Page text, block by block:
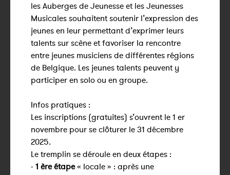
les Auberges de Jeunesse et les Jeunesses
Musicales souhaitent soutenir l’expression des
jeunes en leur permettant d’exprimer leurs
talents sur scène et favoriser la rencontre
entre jeunes musiciens de différentes régions
de Belgique. Les jeunes talents peuvent y
participer en solo ou en groupe.
Infos pratiques :
Les inscriptions (gratuites) s’ouvrent le 1 er
novembre pour se clôturer le 31 décembre
2025.
Le tremplin se déroule en deux étapes :
- 1 ère étape« locale » : après une